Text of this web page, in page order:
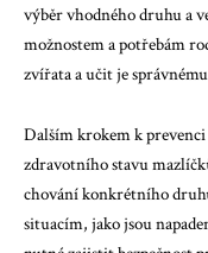
výběr vhodného druhu a
možnostem a potřebám
zvířata a učit je
Dalším krokem k
zdravotního stavu
chování konkrétního
situacím, jako jsou